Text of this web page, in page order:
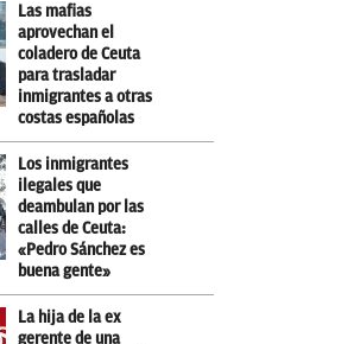
Las mafias
aprovechan el
coladero de Ceuta
para trasladar
inmigrantes a otras
costas españolas
Los inmigrantes
ilegales que
deambulan por las
calles de Ceuta:
«Pedro Sánchez es
buena gente»
La hija de la ex
gerente de una